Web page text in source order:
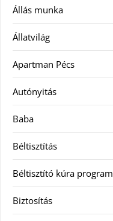
Állás munka
Állatvilág
Apartman Pécs
Autónyitás
Baba
Béltisztítás
Béltisztító kúra program
Biztosítás